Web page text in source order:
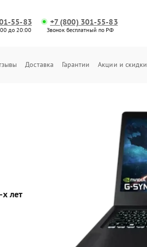
55-83
до 20:00
+7 (800) 301-55-83
Звонок бесплатный по РФ
Доставка Гарантии Акции и скидки
лет